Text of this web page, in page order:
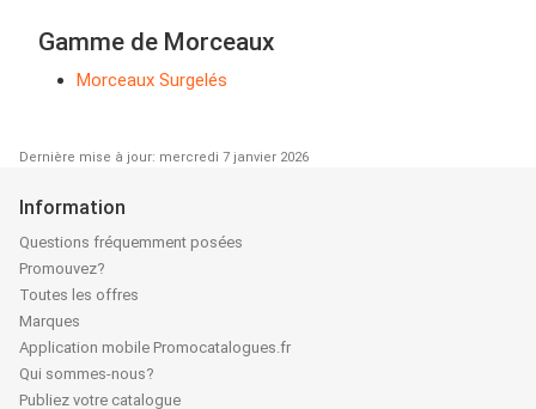
Gamme de Morceaux
Morceaux Surgelés
Dernière mise à jour: mercredi 7 janvier 2026
Information
Questions fréquemment posées
Promouvez?
Toutes les offres
Marques
Application mobile Promocatalogues.fr
Qui sommes-nous?
Publiez votre catalogue